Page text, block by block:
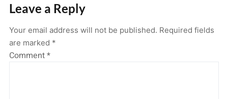
Leave a Reply
Your email address will not be published. Required fields
are marked *
Comment*